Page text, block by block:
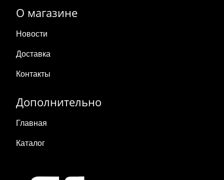
О магазине
Новости
Доставка
Контакты
Дополнительно
Главная
Каталог